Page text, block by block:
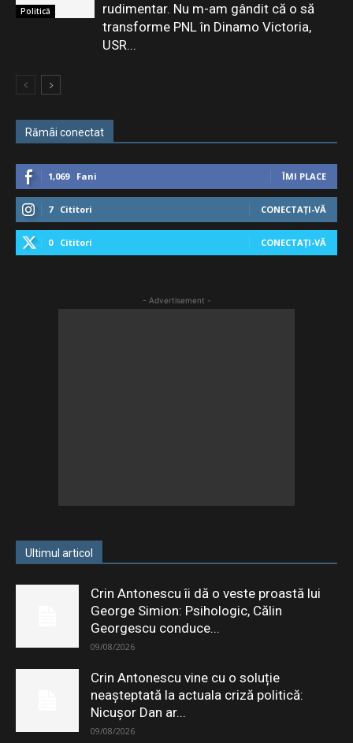
Politică
rudimentar. Nu m-am gândit că o să
transforme PNL în Dinamo Victoria,
USR...
Rămâi conectat
1,069 Fani ÎMI PLACE
7 Cititori CONECTAȚI-VĂ
0 Cititori CONECTAȚI-VĂ
- Advertisement -
Ultimul articol
Crin Antonescu îi dă o veste proastă lui
George Simion: Psihologic, Călin
Georgescu conduce...
09/08/2026
Crin Antonescu vine cu o soluție
neașteptată la actuala criză politică:
Nicușor Dan ar...
09/08/2026